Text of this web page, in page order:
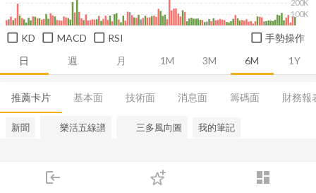
login dashboard
下單
日 週 月 1M 3M 6M 1Y
100K
200K
KD MACD RSI 手勢操作
推薦卡片 基本面 技術面 消息面 籌碼面 財務報
新聞 樂活五線譜 三多風向圖 我的筆記